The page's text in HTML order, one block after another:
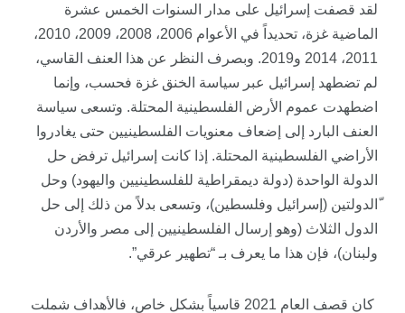
لقد قصفت إسرائيل على مدار السنوات الخمس عشرة
الماضية غزة، تحديداً في الأعوام 2006، 2008، 2009، 2010،
2011، 2014 و2019. وبصرف النظر عن هذا العنف القاسي،
لم تضطهد إسرائيل عبر سياسة الخنق غزة فحسب، وإنما
اضطهدت عموم الأرض الفلسطينية المحتلة. وتسعى سياسة
العنف البارد إلى إضعاف معنويات الفلسطينيين حتى يغادروا
الأراضي الفلسطينية المحتلة. إذا كانت إسرائيل ترفض حل
الدولة الواحدة (دولة ديمقراطية للفلسطينيين واليهود) وحل
ّالدولتين (إسرائيل وفلسطين)، وتسعى بدلاً من ذلك إلى حل
الدول الثلاث (وهو إرسال الفلسطينيين إلى مصر والأردن
ولبنان)، فإن هذا ما يعرف بـ “تطهير عرقي”.
كان قصف العام 2021 قاسياً بشكل خاص، فالأهداف شملت